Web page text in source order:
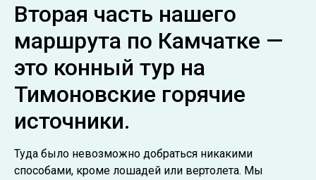
Вторая часть нашего
маршрута по Камчатке —
это конный тур на
Тимоновские горячие
источники.
Туда было невозможно добраться никакими
способами, кроме лошадей или вертолета. Мы